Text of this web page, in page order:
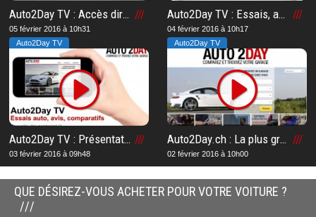
Auto2Day TV : Accès direct à la chaîne TV n°1 en Suisse romande
05 février 2016 à 10h31
Auto2Day TV : Essais, avis et comparatifs automobiles
04 février 2016 à 10h17
Auto2Day TV
Auto2Day TV : Présentation de la chaîne TV n°1 en Suisse romande sur le web
03 février 2016 à 09h48
Auto2Day TV
Auto2Day.ch : La plus grande plateforme de garages automobiles en Suisse romande
02 février 2016 à 10h00
QUE DÉSIREZ-VOUS ACHETER POUR VOTRE VOITURE ?